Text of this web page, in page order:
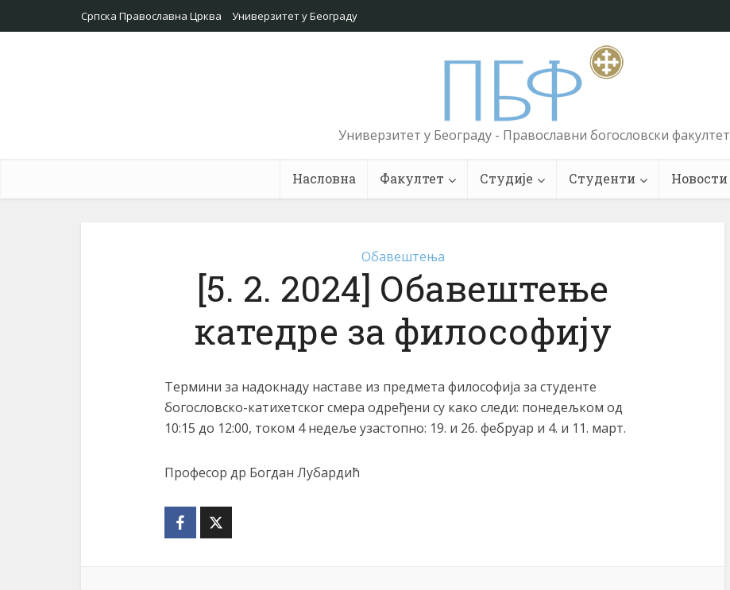
Српска Православна Црква Универзитет у Београду
Универзитет у Београду - Православни богословски факултет
Насловна Факултет Студије Студенти Новости
Обавештења
[5. 2. 2024] Обавештење
катедре за философију
Термини за надокнаду наставе из предмета философија за студенте
богословско-катихетског смера одређени су како следи: понедељком од
10:15 до 12:00, током 4 недеље узастопно: 19. и 26. фебруар и 4. и 11. март.
Професор др Богдан Лубардић